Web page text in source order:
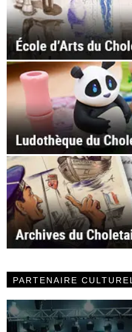
PARTENAIRE CULTUREL